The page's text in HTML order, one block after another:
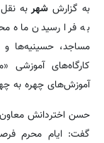
به گزارششهر
به فرا رسیدن ماه
کارگاه‌های آموزشی
آموزش‌های چهره به
گفت: ایام محرم